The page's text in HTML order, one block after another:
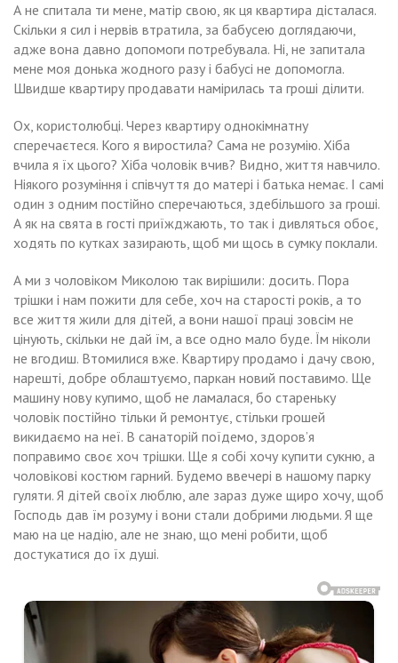
А не спитала ти мене, матір свою, як ця квартира дісталася.
Скільки я сил і нервів втратила, за бабусею доглядаючи,
адже вона давно допомоги потребувала. Ні, не запитала
мене моя донька жодного разу і бабусі не допомогла.
Швидше квартиру продавати намірилась та гроші ділити.
Ох, користолюбці. Через квартиру однокімнатну
сперечаєтеся. Кого я виростила? Сама не розумію. Хіба
вчила я їх цього? Хіба чоловік вчив? Видно, життя навчило.
Ніякого розуміння і співчуття до матері і батька немає. І самі
один з одним постійно сперечаються, здебільшого за гроші.
А як на свята в гості приїжджають, то так і дивляться обоє,
ходять по кутках зазирають, щоб ми щось в сумку поклали.
А ми з чоловіком Миколою так вирішили: досить. Пора
трішки і нам пожити для себе, хоч на старості років, а то
все життя жили для дітей, а вони нашої праці зовсім не
цінують, скільки не дай їм, а все одно мало буде. Їм ніколи
не вгодиш. Втомилися вже. Квартиру продамо і дачу свою,
нарешті, добре облаштуємо, паркан новий поставимо. Ще
машину нову купимо, щоб не ламалася, бо стареньку
чоловік постійно тільки й ремонтує, стільки грошей
викидаємо на неї. В санаторій поїдемо, здоров’я
поправимо своє хоч трішки. Ще я собі хочу купити сукню, а
чоловікові костюм гарний. Будемо ввечері в нашому парку
гуляти. Я дітей своїх люблю, але зараз дуже щиро хочу, щоб
Господь дав їм розуму і вони стали добрими людьми. Я ще
маю на це надію, але не знаю, що мені робити, щоб
достукатися до їх душі.